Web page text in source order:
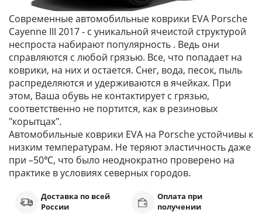
Современные автомобильные коврики EVA Porsche
Cayenne III 2017 - с уникальной ячеистой структурой
неспроста набирают популярность . Ведь они
справляются с любой грязью. Все, что попадает на
коврики, на них и остается. Снег, вода, песок, пыль
распределяются и удерживаются в ячейках. При
этом, Ваша обувь не контактирует с грязью,
соответственно не портится, как в резиновых
"корытцах".
Автомобильные коврики EVA на Porsche устойчивы к
низким температурам. Не теряют эластичность даже
при –50℃, что было неоднократно проверено на
практике в условиях северных городов.
Доставка по всей
России
Оплата при
получении